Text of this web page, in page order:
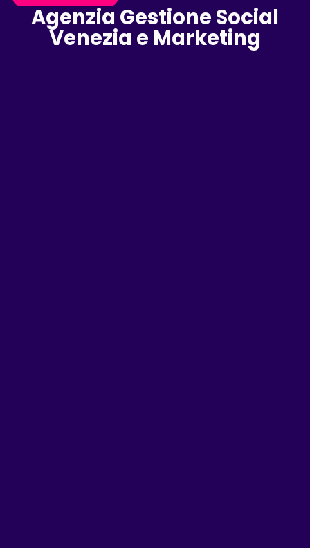
Agenzia Gestione Social
Venezia e Marketing